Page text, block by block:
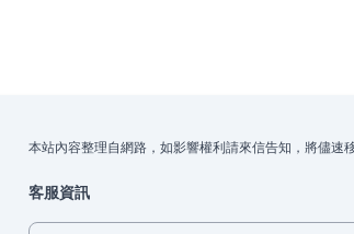
本站內容整理自網路，如影響權利請來信告知，將儘速
客服資訊